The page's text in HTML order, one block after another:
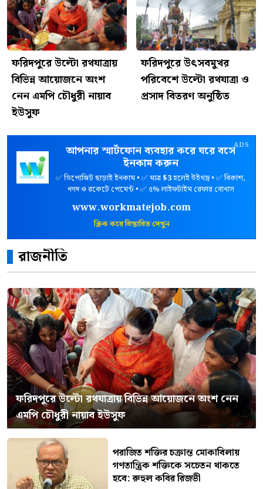
ফরিদপুরে উল্টো রথযাত্রায়
বিভিন্ন আয়োজনে অংশ
নেন এমপি চৌধুরী নায়াব
ইউসুফ
ফরিদপুরে উৎসবমুখর
পরিবেশে উল্টো রথযাত্রা ও
প্রসাদ বিতরণ অনুষ্ঠিত
ADS
আপনার স্মার্টফোন ব্যবহার করে ঘরে বসে
ইনকাম করুন
✅ ডিপোজিট ছাড়াই ইনকাম • ✅ মাত্র$3হলেই উইথড্র • ✅ বিকাশ,
নগদ ও রকেটে পেমেন্ট • ✅ ৫% লাইফটাইম রেফার বোনাস
www.workmatejob.com
ক্লিক করে বিস্তারিত দেখুন
রাজনীতি
ফরিদপুরে উল্টো রথযাত্রায় বিভিন্ন আয়োজনে অংশ নেন
এমপি চৌধুরী নায়াব ইউসুফ
পরাজিত শক্তির চক্রান্ত মোকাবিলায়
গণতান্ত্রিক শক্তিকে সচেতন থাকতে
হবে: রুহুল কবির রিজভী